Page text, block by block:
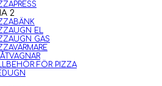
2
EL
GAS
FÖR PIZZA